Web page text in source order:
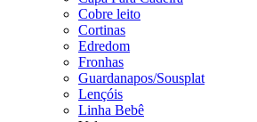
Cobre leito
Cortinas
Edredom
Fronhas
Guardanapos/Sousplat
Lençóis
Linha Bebê